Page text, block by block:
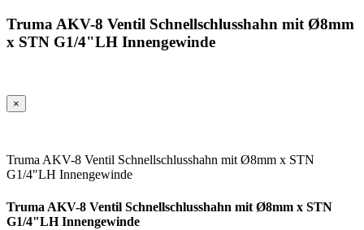
Truma AKV-8 Ventil Schnellschlusshahn mit Ø8mm
x STN G1/4"LH Innengewinde
×
Truma AKV-8 Ventil Schnellschlusshahn mit Ø8mm x STN
G1/4"LH Innengewinde
Truma AKV-8 Ventil Schnellschlusshahn mit Ø8mm x STN
G1/4"LH Innengewinde